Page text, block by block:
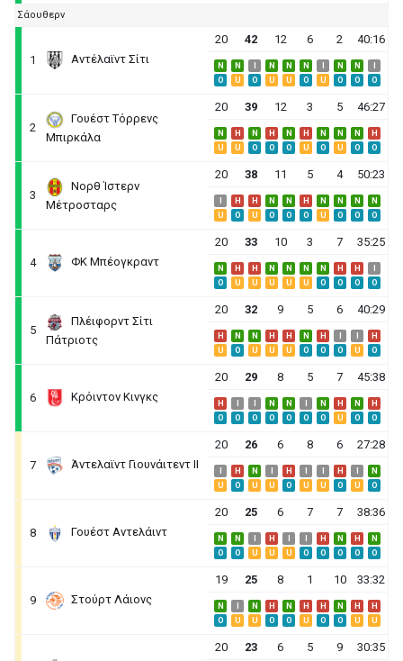
Σάουθερν
1 Αντέλαϊντ Σίτι
20 42 12 6 2 40:16
N N N N N N N
O
U O U U O U O O O
2
Γουέστ Τόρρενς
Μπιρκάλα
20 39 12 3 5 46:27
N H N H N H N N N
H
U
U O O O U O U O O
3
Νορθ Ίστερν
Μέτροσταρς
20 38 11 5 4 50:23
H H N N H N N N
N
U
O U O O O U O O O
4 ΦΚ Μπέογκραντ
20 33 10 3 7 35:25
N H H N N N N H H
O
U U U U U O O O O
5
Πλέιφορντ Σίτι
Πάτριοτς
20 32 9 5 6 40:29
H N N H H N H
H
U
O U U U O O O U O
6 Κρόιντον Κινγκς
20 29 8 5 7 45:38
H N N N H N
H
O
O O O O O O U O O
7 Άντελαϊντ Γιουνάιτεντ ΙΙ
20 26 6 8 6 27:28
H N H H
N
U
O U U O U U O U O
8 Γουέστ Αντελάιντ
20 25 6 7 7 38:36
N N H H N H
N
O
O U U U O O O O O
9 Στούρτ Λάιονς
19 25 8 1 10 33:32
N N H N H H N H
H
O
U U O O U O O U U
20 23 6 5 9 30:35